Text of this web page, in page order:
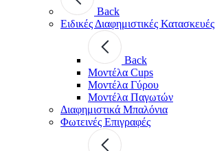
Back
Ειδικές Διαφημιστικές Κατασκευές
Back
Μοντέλα Cups
Μοντέλα Γύρου
Μοντέλα Παγωτών
Διαφημιστικά Μπαλόνια
Φωτεινές Επιγραφές